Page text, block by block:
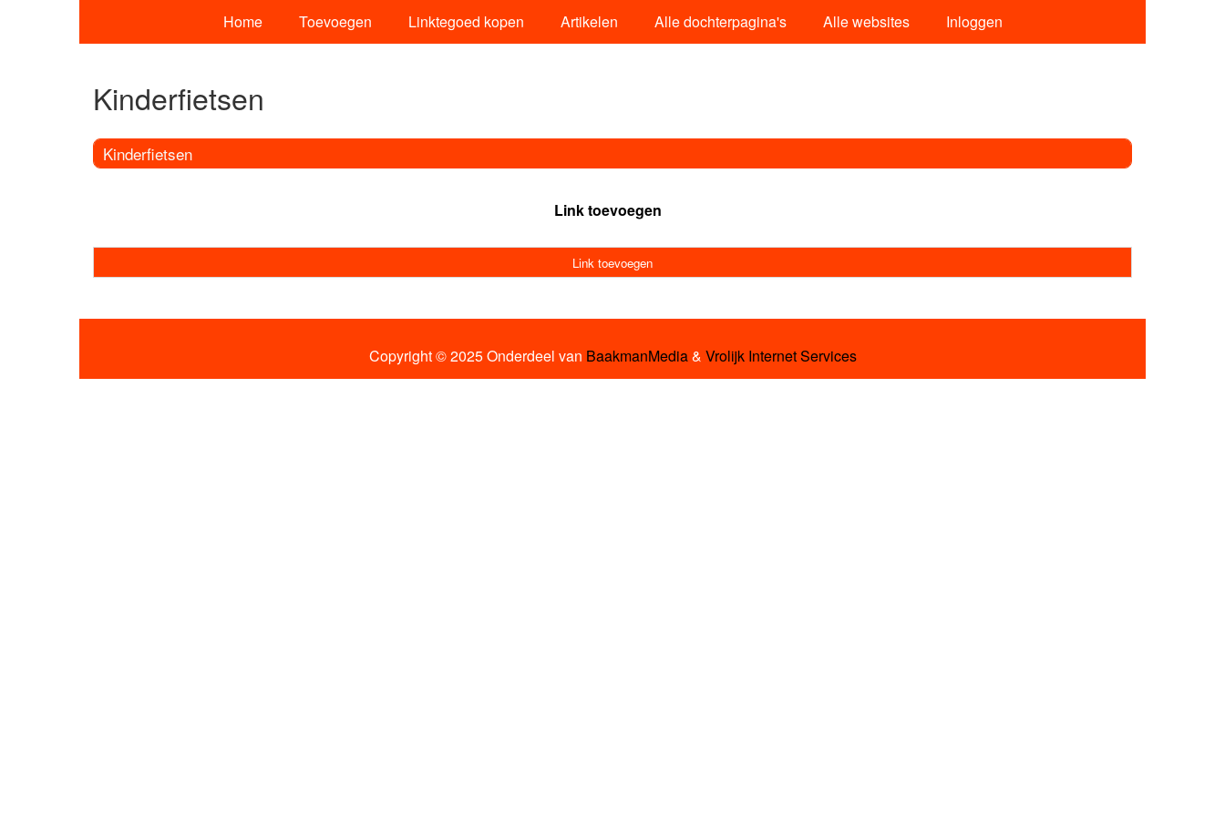
Home Toevoegen Linktegoed kopen Artikelen Alle dochterpagina's Alle websites Inloggen
Kinderfietsen
Kinderfietsen
Link toevoegen
Link toevoegen
Copyright © 2025 Onderdeel van BaakmanMedia& Vrolijk Internet Services